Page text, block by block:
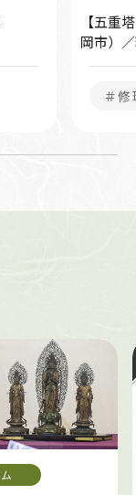
【五重
岡市）
＃修